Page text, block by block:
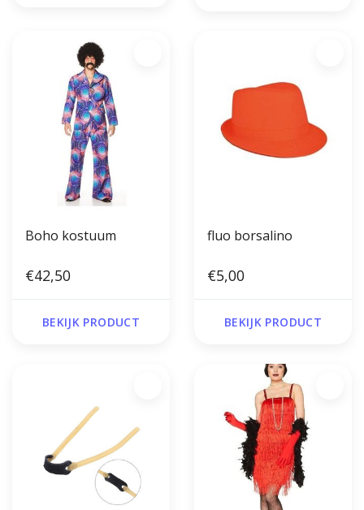
Boho kostuum
€42,50
BEKIJK PRODUCT
fluo borsalino
€5,00
BEKIJK PRODUCT